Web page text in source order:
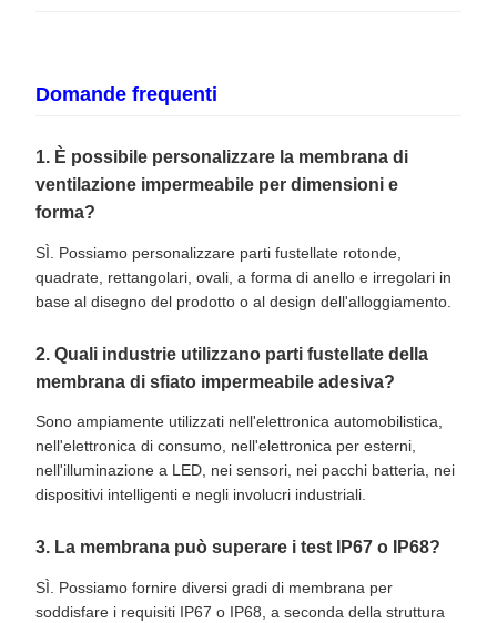
Domande frequenti
1. È possibile personalizzare la membrana di
ventilazione impermeabile per dimensioni e
forma?
SÌ. Possiamo personalizzare parti fustellate rotonde,
quadrate, rettangolari, ovali, a forma di anello e irregolari in
base al disegno del prodotto o al design dell'alloggiamento.
2. Quali industrie utilizzano parti fustellate della
membrana di sfiato impermeabile adesiva?
Sono ampiamente utilizzati nell'elettronica automobilistica,
nell'elettronica di consumo, nell'elettronica per esterni,
nell'illuminazione a LED, nei sensori, nei pacchi batteria, nei
dispositivi intelligenti e negli involucri industriali.
3. La membrana può superare i test IP67 o IP68?
SÌ. Possiamo fornire diversi gradi di membrana per
soddisfare i requisiti IP67 o IP68, a seconda della struttura